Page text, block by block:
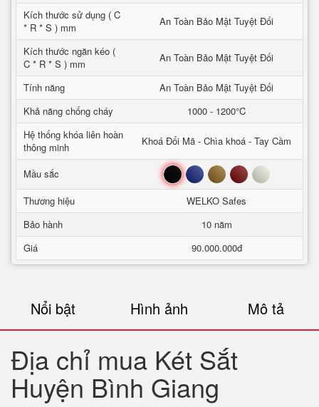
Kích thước sử dụng ( C
* R * S ) mm
An Toàn Bảo Mật Tuyệt Đối
Kích thước ngăn kéo (
C * R * S ) mm
An Toàn Bảo Mật Tuyệt Đối
Tính năng
An Toàn Bảo Mật Tuyệt Đối
Khả năng chống cháy
1000 - 1200°C
Hệ thống khóa liên hoàn
thông minh
Khoá Đổi Mã - Chìa khoá - Tay Cầm
Mầu sắc Đen Xanh Nâu Đỏ Trắng
Thương hiệu
WELKO Safes
Bảo hành
10 năm
Giá
90.000.000đ
Nổi bật Hình ảnh Mô tả
Địa chỉ mua Két Sắt
Huyện Bình Giang